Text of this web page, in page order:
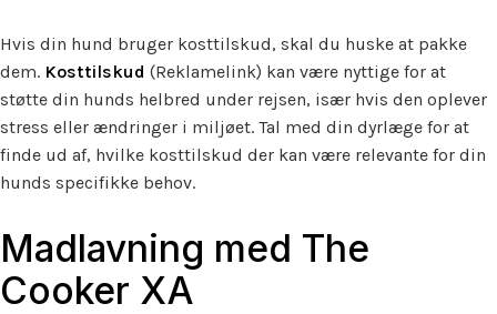
Hvis din hund bruger kosttilskud, skal du huske at pakke
dem. Kosttilskud (Reklamelink) kan være nyttige for at
støtte din hunds helbred under rejsen, især hvis den oplever
stress eller ændringer i miljøet. Tal med din dyrlæge for at
finde ud af, hvilke kosttilskud der kan være relevante for din
hunds specifikke behov.
Madlavning med The
Cooker XA